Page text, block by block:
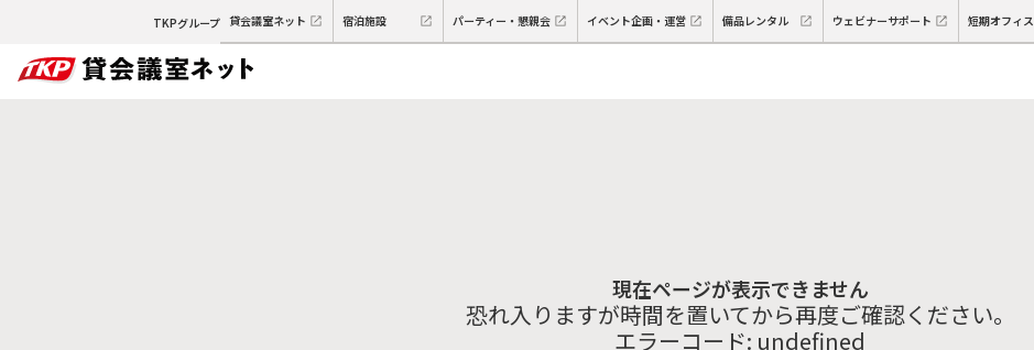
TKPグループ 貸会議室ネット 宿泊施設 パーティー・懇親会 イベント企画・運営 備品レンタル ウェビナーサポート 短期オフィス
現在ページが表示できません
恐れ入りますが時間を置いてから再度ご確認ください。
エラーコード: undefined